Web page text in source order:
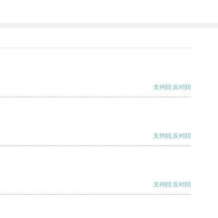
支持[0] 反对[0]
支持[0] 反对[0]
支持[0] 反对[0]